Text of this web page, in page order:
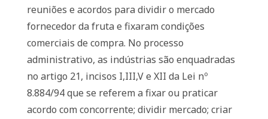
reuniões e acordos para dividir o mercado
fornecedor da fruta e fixaram condições
comerciais de compra. No processo
administrativo, as indústrias são enquadradas
no artigo 21, incisos I,III,V e XII da Lei nº
8.884/94 que se referem a fixar ou praticar
acordo com concorrente; dividir mercado; criar